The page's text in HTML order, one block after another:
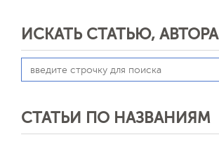
ИСКАТЬ СТАТЬЮ, АВТОРА
СТАТЬИ ПО НАЗВАНИЯМ